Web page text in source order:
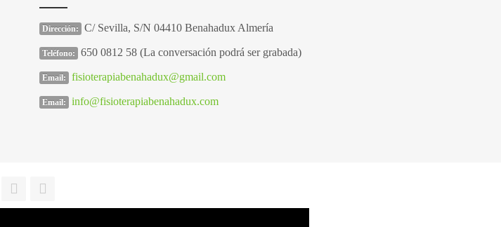
Dirección: C/ Sevilla, S/N 04410 Benahadux Almería
Teléfono: 650 0812 58 (La conversación podrá ser grabada)
Email: fisioterapiabenahadux@gmail.com
Email: info@fisioterapiabenahadux.com